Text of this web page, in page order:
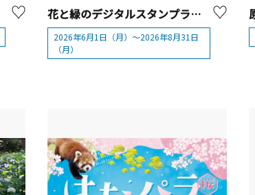
花と緑のデジタルスタンプラリー
2026年6月1日（月）～2026年8月31日
（月）